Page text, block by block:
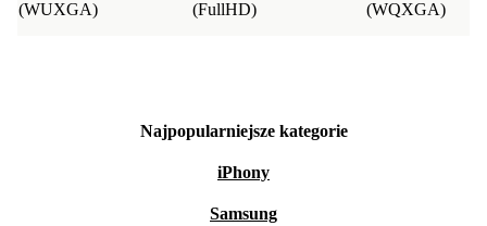
(WUXGA)
(FullHD)
(WQXGA)
Najpopularniejsze kategorie
iPhony
Samsung